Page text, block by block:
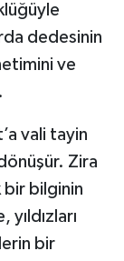
dedesinin
ve
vali tayin
Zira
bir bilginin
bir